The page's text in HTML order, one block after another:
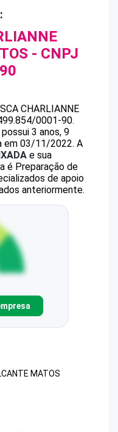
- CNPJ
CHARLIANNE
0001-90.
3 anos, 9
em 03/11/2022. A
e sua
é Preparação de
de apoio
anteriormente.
MATOS